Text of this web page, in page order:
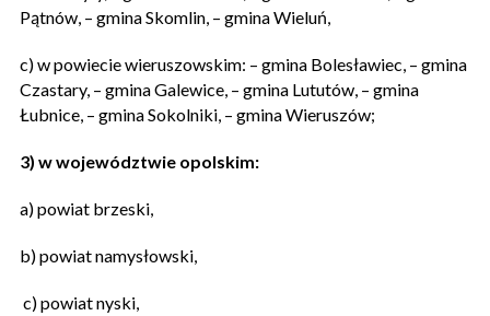
Pątnów, – gmina Skomlin, – gmina Wieluń,
c) w powiecie wieruszowskim: – gmina Bolesławiec, – gmina
Czastary, – gmina Galewice, – gmina Lututów, – gmina
Łubnice, – gmina Sokolniki, – gmina Wieruszów;
3) w województwie opolskim:
a) powiat brzeski,
b) powiat namysłowski,
c) powiat nyski,